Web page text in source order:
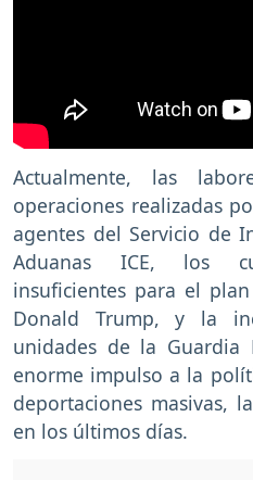
Actualmente, las
operaciones realizadas
agentes del Servicio de
Aduanas ICE, los
insuficientes para el
Donald Trump, y la
unidades de la Guardia
enorme impulso a la
deportaciones masivas,
en los últimos días.